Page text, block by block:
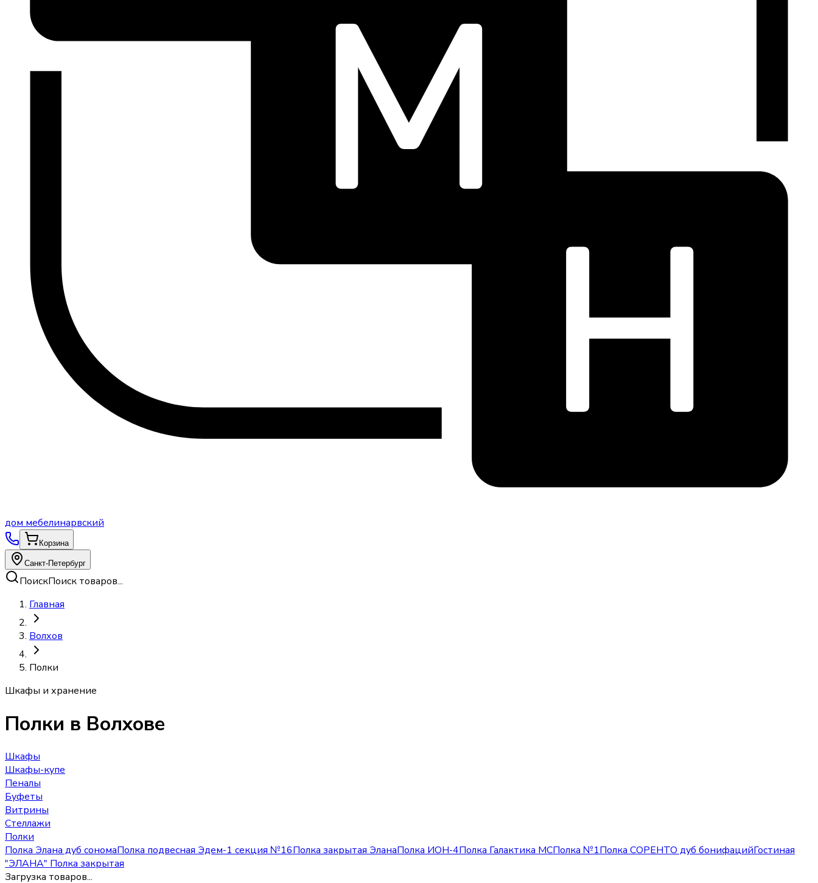
доммебелинарвский
Корзина
Санкт-Петербург
ПоискПоиск товаров...
Главная
Волхов
Полки
Шкафы и хранение
Полки в Волхове
Шкафы
Шкафы-купе
Пеналы
Буфеты
Витрины
Стеллажи
Полки
Полка Элана дуб сономаПолка подвесная Эдем-1 секция №16Полка закрытая ЭланаПолка ИОН-4Полка Галактика МСПолка №1Полка СОРЕНТО дуб бонифацийГостиная
"ЭЛАНА" Полка закрытая
Загрузка товаров...